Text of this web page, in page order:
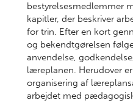
bestyrelsesmedlemmer
kapitler, der beskriver
for trin. Efter en kort
og bekendtgørelsen
anvendelse,
læreplanen. Herudover
organisering af
arbejdet med